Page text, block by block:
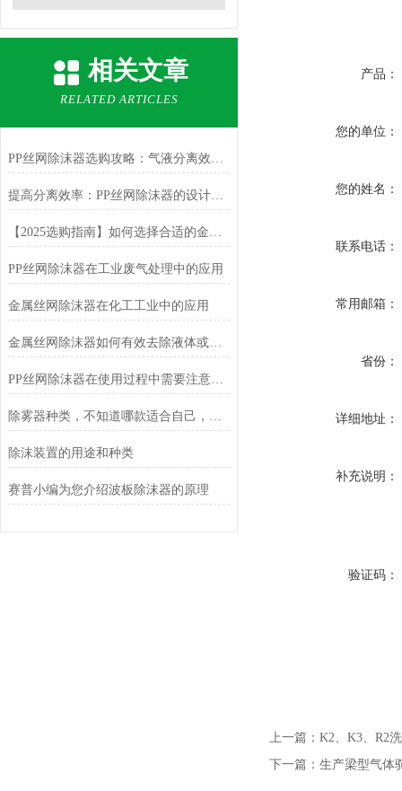
相关文章
RELATED ARTICLES
PP丝网除沫器选购攻略：气液分离效果与选型技巧详解
提高分离效率：PP丝网除沫器的设计优化
【2025选购指南】如何选择合适的金属丝网除沫器
PP丝网除沫器在工业废气处理中的应用
金属丝网除沫器在化工工业中的应用
金属丝网除沫器如何有效去除液体或气体中的泡沫？
PP丝网除沫器在使用过程中需要注意哪些问题？
除雾器种类，不知道哪款适合自己，看完以下内容让您瞬间明白
除沫装置的用途和种类
赛普小编为您介绍波板除沫器的原理
产品：
您的单位：
您的姓名：
联系电话：
常用邮箱：
省份：
详细地址：
补充说明：
验证码：
上一篇： K2、K3、R2
下一篇： 生产梁型气体